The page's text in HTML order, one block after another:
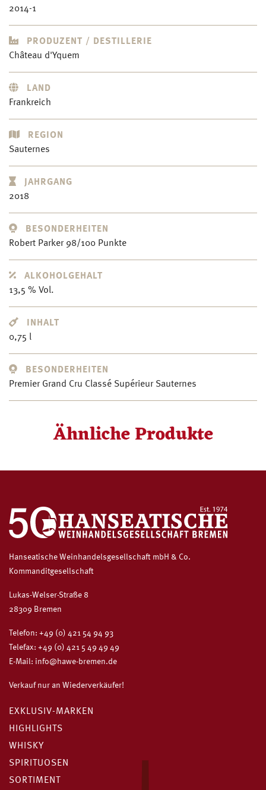
2014-1
PRODUZENT / DESTILLERIE
Château d'Yquem
LAND
Frankreich
REGION
Sauternes
JAHRGANG
2018
BESONDERHEITEN
Robert Parker 98/100 Punkte
ALKOHOLGEHALT
13,5 % Vol.
INHALT
0,75 l
BESONDERHEITEN
Premier Grand Cru Classé Supérieur Sauternes
Ähnliche Produkte
Hanseatische Weinhandelsgesellschaft mbH & Co.
Kommanditgesellschaft
Lukas-Welser-Straße 8
28309 Bremen
Telefon: +49 (0) 421 54 94 93
Telefax: +49 (0) 421 5 49 49 49
E-Mail: info@hawe-bremen.de
Verkauf nur an Wiederverkäufer!
EXKLUSIV-MARKEN
HIGHLIGHTS
WHISKY
SPIRITUOSEN
SORTIMENT